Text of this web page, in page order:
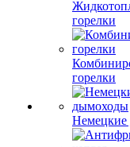
горелки
горелки